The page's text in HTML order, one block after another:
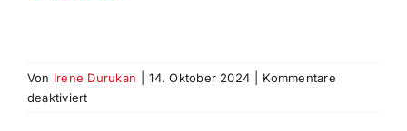
Von Irene Durukan 14. Oktober 2024
Kommentare
deaktiviertfür